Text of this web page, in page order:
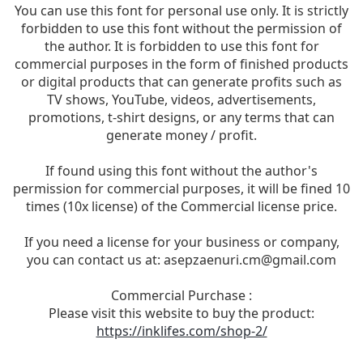
You can use this font for personal use only. It is strictly
forbidden to use this font without the permission of
the author. It is forbidden to use this font for
commercial purposes in the form of finished products
or digital products that can generate profits such as
TV shows, YouTube, videos, advertisements,
promotions, t-shirt designs, or any terms that can
generate money / profit.
If found using this font without the author's
permission for commercial purposes, it will be fined 10
times (10x license) of the Commercial license price.
If you need a license for your business or company,
you can contact us at: asepzaenuri.cm@gmail.com
Commercial Purchase :
Please visit this website to buy the product:
https://inklifes.com/shop-2/